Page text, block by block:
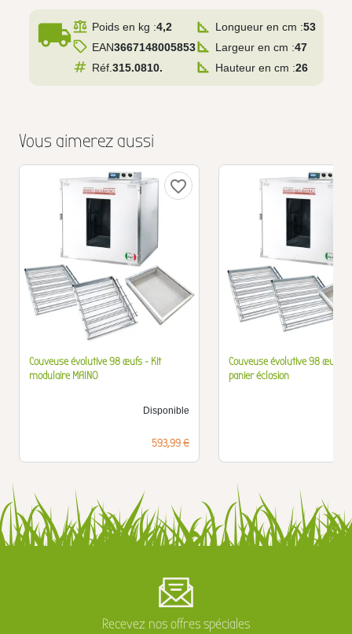
local_shipping Poids en kg :4,2
EAN3667148005853
Réf. 315.0810.
Longueur en cm :53
Largeur en cm :47
Hauteur en cm :26
Vous aimerez aussi
favorite_border
Couveuse évolutive 98 œufs - Kit
modulaire MAINO
Disponible
Prix
593,99 €
Couveuse évolutive 98 œufs +
panier éclosion
Recevez nos offres spéciales